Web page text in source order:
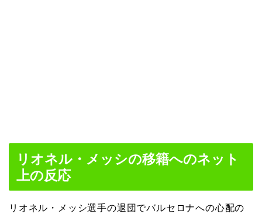
リオネル・メッシの移籍へのネット
上の反応
リオネル・メッシ選手の退団でバルセロナへの心配の